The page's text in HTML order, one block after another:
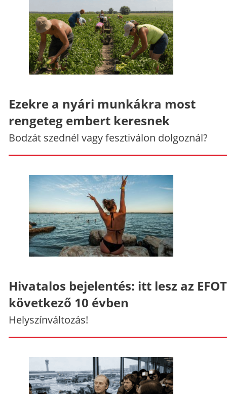
Ezekre a nyári munkákra most
rengeteg embert keresnek
Bodzát szednél vagy fesztiválon dolgoznál?
Hivatalos bejelentés: itt lesz az
következő 10 évben
Helyszínváltozás!